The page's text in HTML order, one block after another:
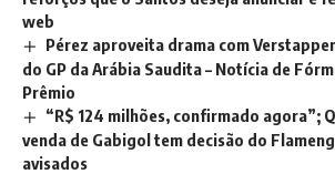
web
Pérez aproveita drama com
do GP da Arábia Saudita – Notícia de
Prêmio
“R$ 124 milhões, confirmado agora”;
venda de Gabigol tem decisão do
avisados